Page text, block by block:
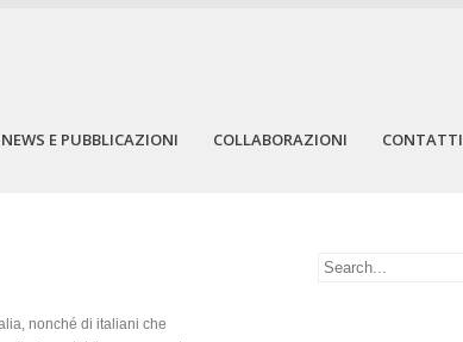
NEWS E PUBBLICAZIONI COLLABORAZIONI CONTATTI
nonché di italiani che